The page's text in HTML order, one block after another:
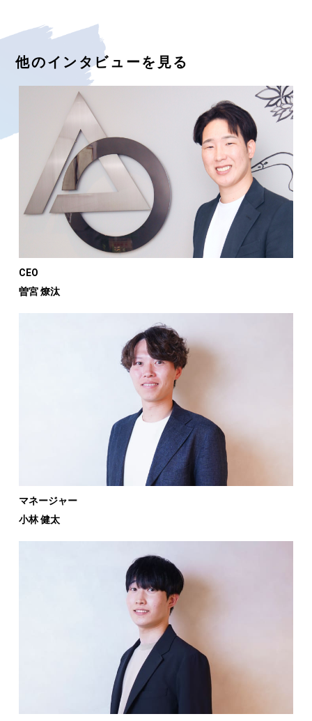
他のインタビューを見る
CEO
曽宮 燎汰
マネージャー
小林 健太